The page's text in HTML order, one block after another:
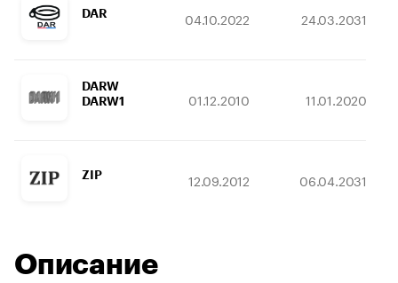
DAR 04.10.2022 24.03.2031
DARW
DARW1
01.12.2010 11.01.2020
ZIP 12.09.2012 06.04.2031
Описание